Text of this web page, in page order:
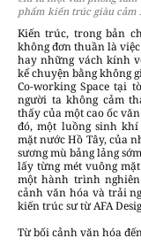
phẩm kiến trúc giàu cảm
Kiến trúc, trong bản
không đơn thuần là
hay những vách kính
kể chuyện bằng không
Co-working Space tại
người ta không cảm
thấy của một cao ốc
đó, một luồng sinh
mặt nước Hồ Tây, của
sương mù bảng lảng
lấy từng mét vuông
một hành trình
cảnh văn hóa và trải
kiến trúc sư từ AFA
Từ bối cảnh văn hóa